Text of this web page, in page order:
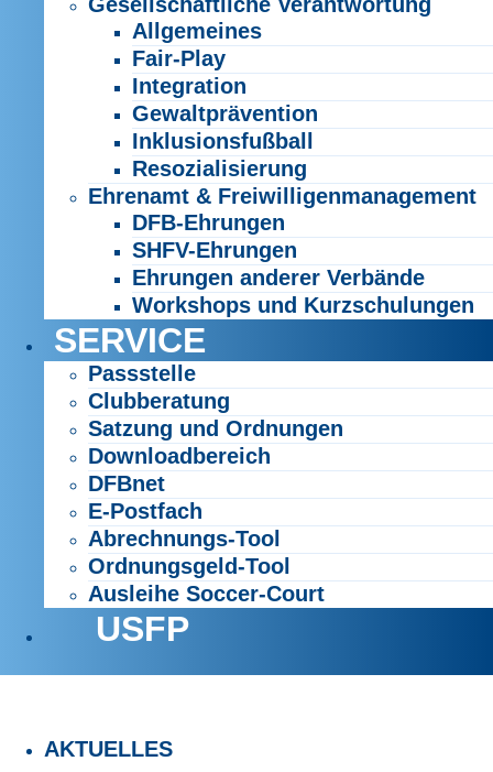
Allgemeines
Fair-Play
Integration
Gewaltprävention
Inklusionsfußball
Resozialisierung
Ehrenamt & Freiwilligenmanagement
DFB-Ehrungen
SHFV-Ehrungen
Ehrungen anderer Verbände
Workshops und Kurzschulungen
SERVICE
Passstelle
Clubberatung
Satzung und Ordnungen
Downloadbereich
DFBnet
E-Postfach
Abrechnungs-Tool
Ordnungsgeld-Tool
Ausleihe Soccer-Court
USFP
AKTUELLES